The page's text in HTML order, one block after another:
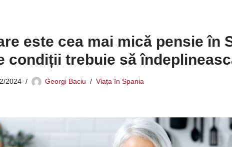
este cea mai mică pensie în
condiții trebuie să
2024 Georgi Baciu Viața în Spania